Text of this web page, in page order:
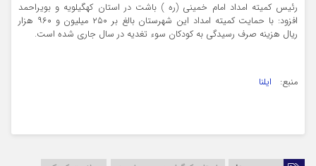
رئیس کمیته امداد امام خمینی (ره ) باشت در استان کهگیلویه و بویراحمد
افزود: با حمایت کمیته امداد این شهرستان بالغ بر ۲۵۰ میلیون و ۹۶۰ هزار
ریال هزینه صرف رسیدگی به کودکان سوء تغدیه در سال جاری شده است.
منبع: ایلنا